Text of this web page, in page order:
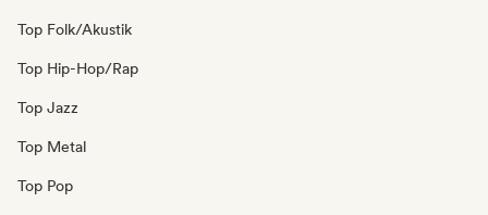
Top Folk/Akustik
Top Hip-Hop/Rap
Top Jazz
Top Metal
Top Pop